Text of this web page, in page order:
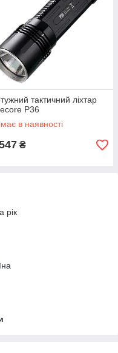
тактичний ліхтар
P36
в наявності
₴
рік